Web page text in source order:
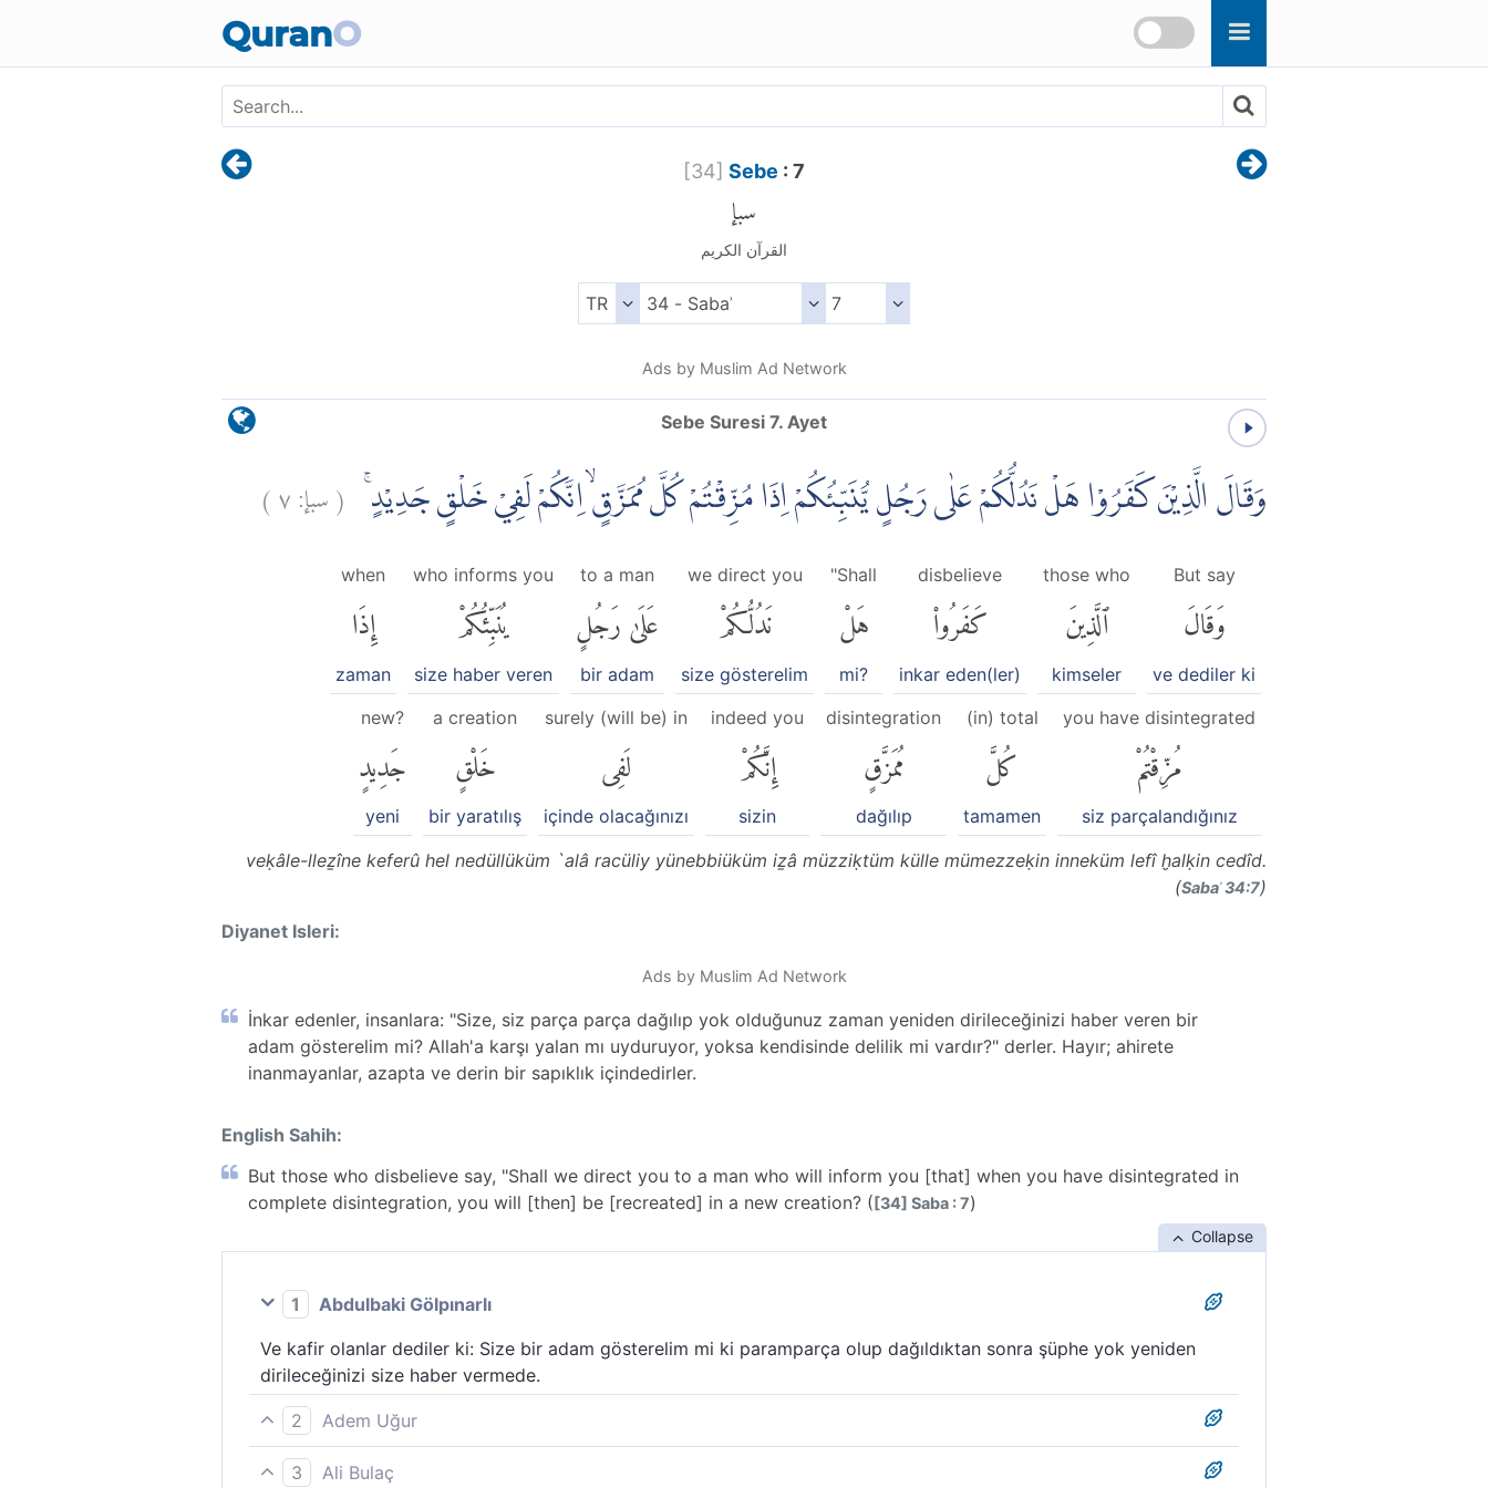
QuranO
[34] Sebe : 7
سبإ
القرآن الكريم
Ads by Muslim Ad Network
Sebe Suresi 7. Ayet
وَقَالَ الَّذِيْنَ كَفَرُوْا هَلْ نَدُلُّكُمْ عَلٰى رَجُلٍ يُّنَبِّئُكُمْ اِذَا مُزِّقْتُمْ كُلَّ مُمَزَّقٍۙ اِنَّكُمْ لَفِيْ خَلْقٍ جَدِيْدٍۚ (سبإ:٧)
But say
وَقَالَ
ve dediler ki
those who
ٱلَّذِينَ
kimseler
disbelieve
كَفَرُوا۟
inkar eden(ler)
"Shall
هَلْ
mi?
we direct you
نَدُلُّكُمْ
size gösterelim
to a man
عَلَىٰ رَجُلٍ
bir adam
who informs you
يُنَبِّئُكُمْ
size haber veren
when
إِذَا
zaman
you have disintegrated
مُزِّقْتُمْ
siz parçalandığınız
(in) total
كُلَّ
tamamen
disintegration
مُمَزَّقٍ
dağılıp
indeed you
إِنَّكُمْ
sizin
surely (will be) in
لَفِى
içinde olacağınızı
a creation
خَلْقٍ
bir yaratılış
new?
جَدِيدٍ
yeni
veḳâle-lleẕîne keferû hel nedüllüküm `alâ racüliy yünebbiüküm iẕâ müzziḳtüm külle mümezzeḳin inneküm lefî ḫalḳin cedîd.
(Sabaʾ 34:7)
Diyanet Isleri:
Ads by Muslim Ad Network
İnkar edenler, insanlara: "Size, siz parça parça dağılıp yok olduğunuz zaman yeniden dirileceğinizi haber veren bir
adam gösterelim mi? Allah'a karşı yalan mı uyduruyor, yoksa kendisinde delilik mi vardır?" derler. Hayır; ahirete
inanmayanlar, azapta ve derin bir sapıklık içindedirler.
English Sahih:
But those who disbelieve say, "Shall we direct you to a man who will inform you [that] when you have disintegrated in
complete disintegration, you will [then] be [recreated] in a new creation? ([34] Saba : 7)
Collapse
1
Abdulbaki Gölpınarlı
Ve kafir olanlar dediler ki: Size bir adam gösterelim mi ki paramparça olup dağıldıktan sonra şüphe yok yeniden
dirileceğinizi size haber vermede.
2
Adem Uğur
Kâfir olanlar (kendi aralarında) şöyle dediler: Çürüyüp paramparça olduğunuz vakit yeniden dirileceğinizi
3
Ali Bulaç